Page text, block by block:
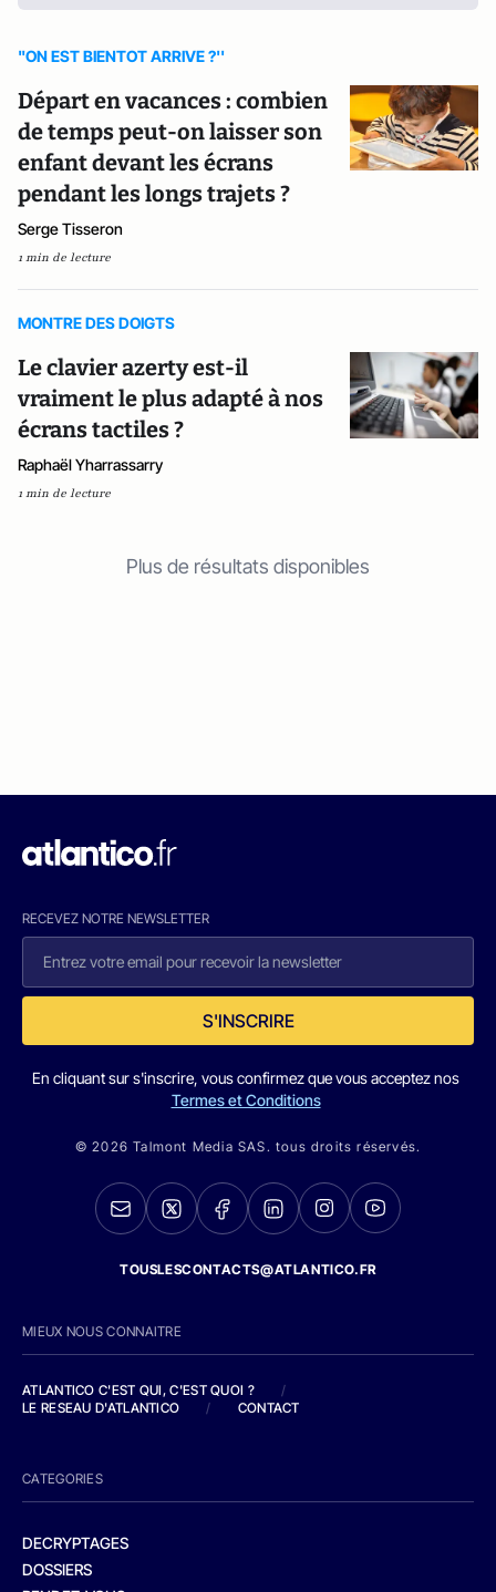
"ON EST BIENTOT ARRIVE ?''
Départ en vacances : combien
de temps peut-on laisser son
enfant devant les écrans
pendant les longs trajets ?
Serge Tisseron
1 min de lecture
MONTRE DES DOIGTS
Le clavier azerty est-il
vraiment le plus adapté à nos
écrans tactiles ?
Raphaël Yharrassarry
1 min de lecture
Plus de résultats disponibles
RECEVEZ NOTRE NEWSLETTER
S'INSCRIRE
En cliquant sur s'inscrire, vous confirmez que vous acceptez nos
Termes et Conditions
© 2026 Talmont Media SAS. tous droits réservés.
TOUSLESCONTACTS@ATLANTICO.FR
MIEUX NOUS CONNAITRE
ATLANTICO C'EST QUI, C'EST QUOI ?
/
LE RESEAU D'ATLANTICO
/ CONTACT
CATEGORIES
DECRYPTAGES
DOSSIERS